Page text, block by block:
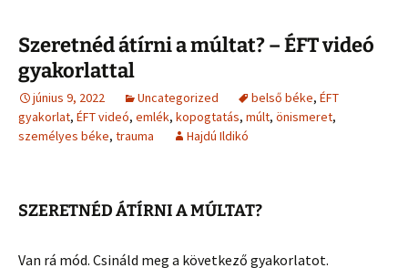
Szeretnéd átírni a múltat? – ÉFT videó
gyakorlattal
június 9, 2022 Uncategorized belső béke, ÉFT
gyakorlat, ÉFT videó, emlék, kopogtatás, múlt, önismeret,
személyes béke, trauma Hajdú Ildikó
SZERETNÉD ÁTÍRNI A MÚLTAT?
Van rá mód. Csináld meg a következő gyakorlatot.